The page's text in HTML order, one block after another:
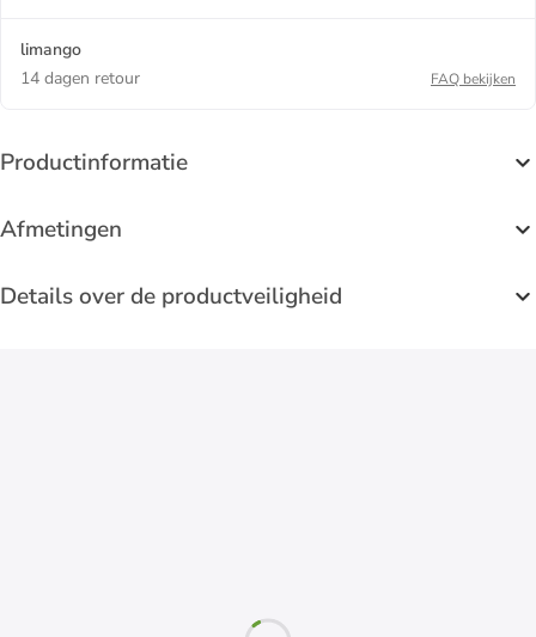
limango
14 dagen retour
FAQ bekijken
Productinformatie
Afmetingen
Details over de productveiligheid